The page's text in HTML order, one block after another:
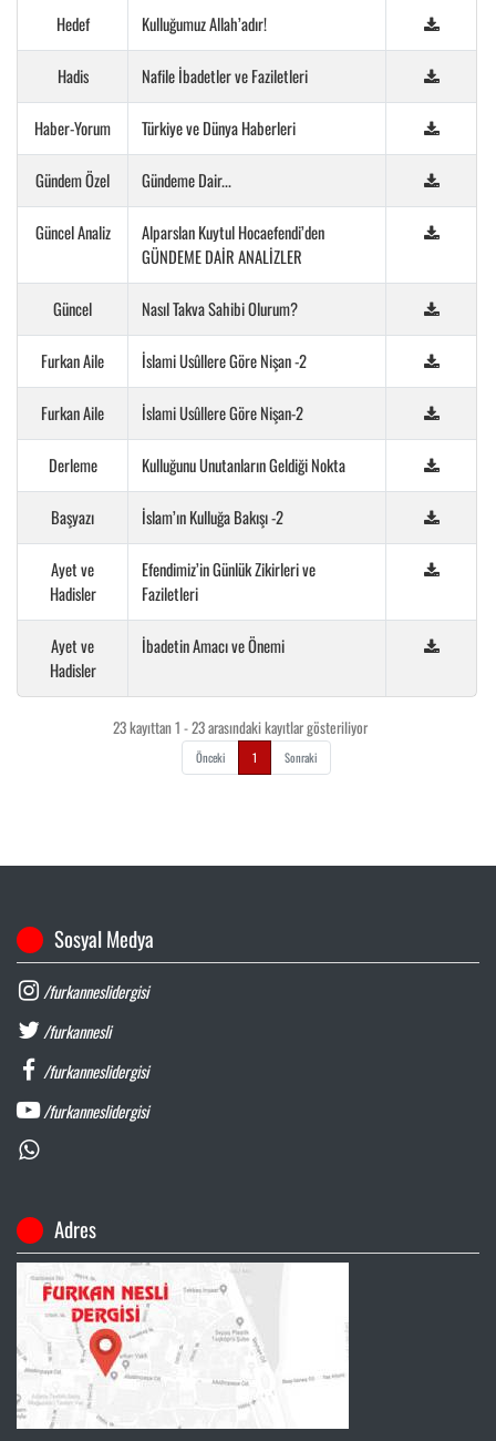
Hedef Kulluğumuz Allah’adır!
Hadis Nafile İbadetler ve Faziletleri
Haber-Yorum Türkiye ve Dünya Haberleri
Gündem Özel Gündeme Dair...
Güncel Analiz
Alparslan Kuytul Hocaefendi’den
GÜNDEME DAİR ANALİZLER
Güncel Nasıl Takva Sahibi Olurum?
Furkan Aile İslami Usûllere Göre Nişan -2
Furkan Aile İslami Usûllere Göre Nişan-2
Derleme Kulluğunu Unutanların Geldiği Nokta
Başyazı İslam’ın Kulluğa Bakışı -2
Ayet ve
Hadisler
Efendimiz’in Günlük Zikirleri ve
Faziletleri
Ayet ve
Hadisler
İbadetin Amacı ve Önemi
23 kayıttan 1 - 23 arasındaki kayıtlar gösteriliyor
Önceki 1 Sonraki
Sosyal Medya
/furkanneslidergisi
/furkannesli
/furkanneslidergisi
/furkanneslidergisi
Adres